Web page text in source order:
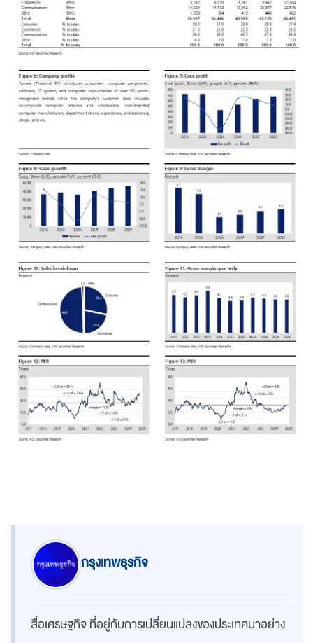
กรุงเทพธุรกิจ
สื่อเศรษฐกิจ ที่อยู่กับการเปลี่ยนแปลงของประเทศมาอย่าง